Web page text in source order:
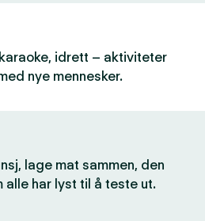
idrett – aktiviteter
nye mennesker.
lage mat sammen, den
alle har lyst til å teste ut.